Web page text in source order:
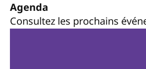
Agenda
Consultez les prochains